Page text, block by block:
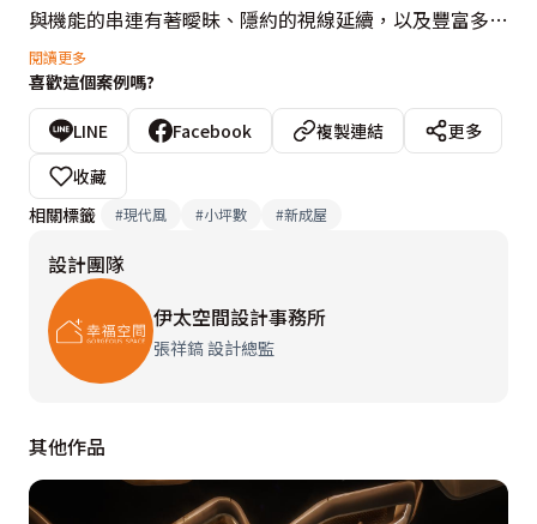
與機能的串連有著曖昧、隱約的視線延續，以及豐富多層
的立面風景，巧妙將多機能整合於一房一廳的格局中，時
尚的空間氛圍，接續日裡充實工作的多彩，是以「夜曲」
為續曲，倆人生活的浪漫節奏，緩緩於空間中演奏。
閱讀更多
喜歡這個案例嗎?
LINE Facebook 複製連結
更多
收藏
相關標籤
#現代風 #小坪數 #新成屋
設計團隊
伊太空間設計事務所
張祥鎬 設計總監
其他作品